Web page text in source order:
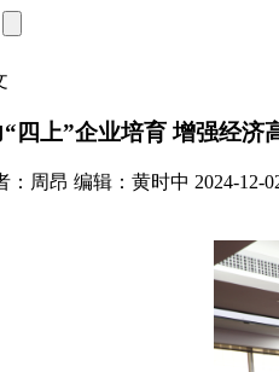
四上”企业培育 增强经济
：周昂 编辑：黄时中 2024-12-